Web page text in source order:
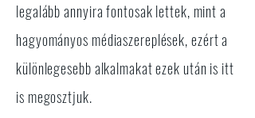
legalább annyira fontosak lettek, mint a
hagyományos médiaszereplések, ezért a
különlegesebb alkalmakat ezek után is itt
is megosztjuk.